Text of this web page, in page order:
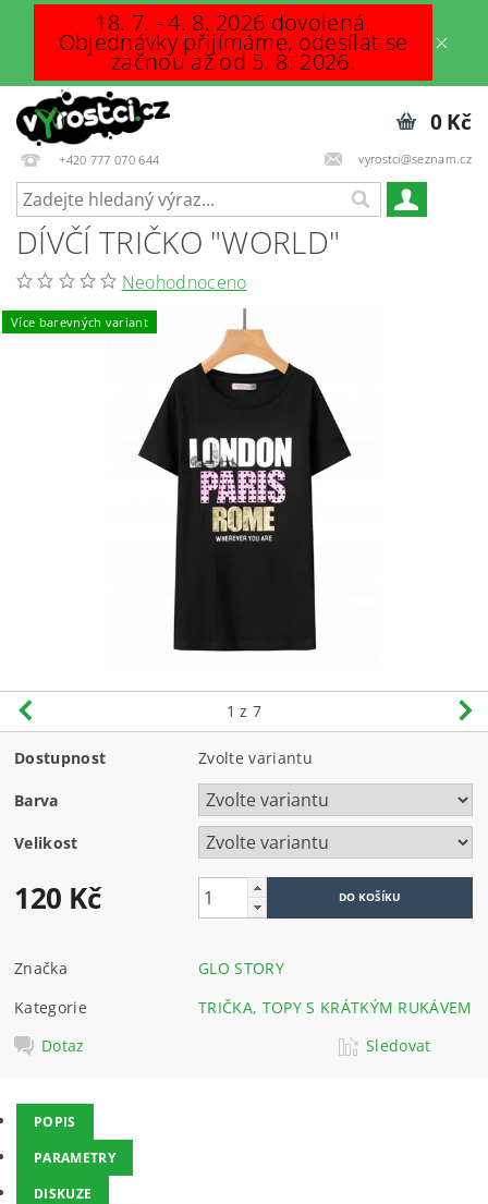
18. 7. - 4. 8. 2026 dovolená.
Objednávky přijímáme, odesílat se
začnou až od 5. 8. 2026.
+420 777 070 644 vyrostci@seznam.cz
0 Kč
DÍVČÍ TRIČKO "WORLD"
Neohodnoceno
Více barevných variant
1 z 7
Dostupnost Zvolte variantu
Barva
Velikost
120 Kč
Značka
GLO STORY
Kategorie
TRIČKA, TOPY S KRÁTKÝM RUKÁVEM
Dotaz
Sledovat
POPIS
PARAMETRY
DISKUZE